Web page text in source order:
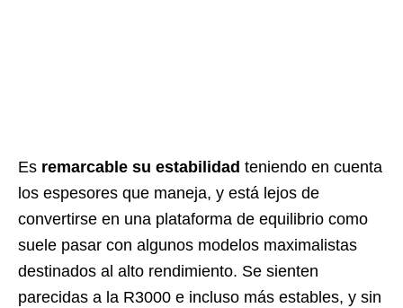
Es remarcable su estabilidad teniendo en cuenta
los espesores que maneja, y está lejos de
convertirse en una plataforma de equilibrio como
suele pasar con algunos modelos maximalistas
destinados al alto rendimiento. Se sienten
parecidas a la R3000 e incluso más estables, y sin